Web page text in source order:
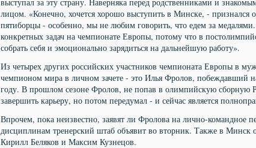
лицом. «Конечно, хочется хорошо выступить в Минске, -
пятиборцы - особенно, мы не любим говорить, что едем за
конкретных задач на чемпионате Европы, потому что в
собрать себя и эмоционально зарядиться на дальнейшую работу».
Из четырех других российских участников чемпионата Европы в
чемпионом мира в личном зачете - это Илья Фролов, побеждавший
году. В прошлом сезоне Фролов, не попав в олимпийскую сборную
завершить карьеру, но потом передумал - и сейчас является
Впрочем, пока неизвестно, заявят ли Фролова на лично-командное
дисциплинам тренерский штаб объявит во вторник. Также в Минск
Кирилл Беляков и Максим Кузнецов.